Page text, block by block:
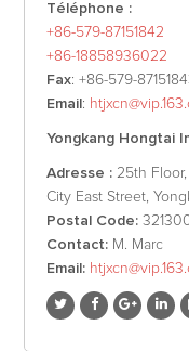
Téléphone :
+86-579-87151842
+86-18858936022
Fax: +86-579-
Email :
Yongkang Hongtai
Adresse : 25th
City East Street,
Postal Code:
Contact: M. Marc
Email: